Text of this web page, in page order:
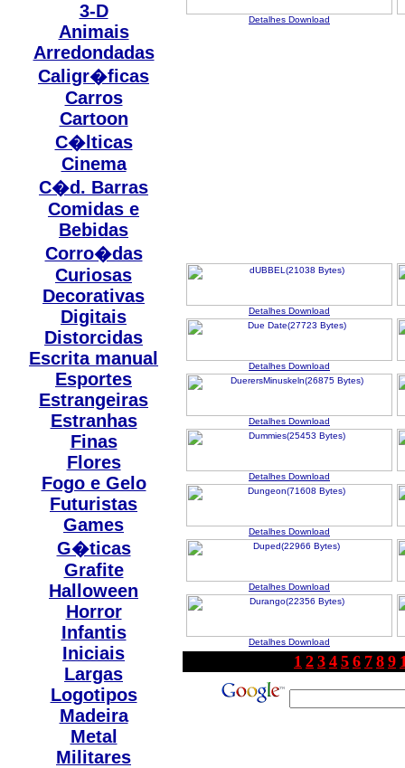
3-D
Animais
Arredondadas
Caligr�ficas
Carros
Cartoon
C�lticas
Cinema
C�d. Barras
Comidas e
Bebidas
Corro�das
Curiosas
Decorativas
Digitais
Distorcidas
Escrita manual
Esportes
Estrangeiras
Estranhas
Finas
Flores
Fogo e Gelo
Futuristas
Games
G�ticas
Grafite
Halloween
Horror
Infantis
Iniciais
Largas
Logotipos
Madeira
Metal
Militares
Detalhes Download
Detalhes Download
Detalhes Download
Detalhes Download
Detalhes Download
Detalhes Download
Detalhes Download
Detalhes Download
1 2 3 4 5 6 7 8 9